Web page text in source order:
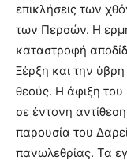
επικλήσεις των
των Περσών. Η
καταστροφή
Ξέρξη και την
θεούς. Η άφιξη του
σε έντονη
παρουσία του
πανωλεθρίας. Τα